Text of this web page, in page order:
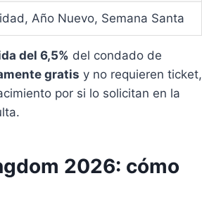
Año Nuevo, Semana Santa
del 6,5% del condado de
gratis y no requieren ticket,
por si lo solicitan en la
2026: cómo